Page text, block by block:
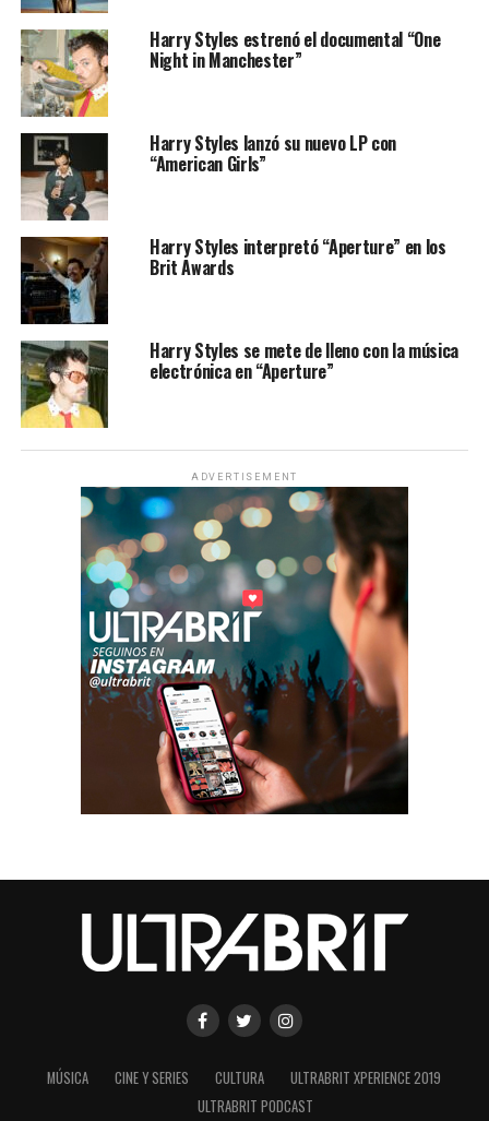
Harry Styles estrenó el documental “One
Night in Manchester”
Harry Styles lanzó su nuevo LP con
“American Girls”
Harry Styles interpretó “Aperture” en los
Brit Awards
Harry Styles se mete de lleno con la música
electrónica en “Aperture”
ADVERTISEMENT
MÚSICA CINE Y SERIES CULTURA
ULTRABRIT XPERIENCE 2019
ULTRABRIT PODCAST